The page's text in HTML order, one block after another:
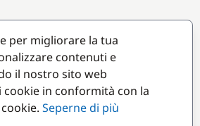
per migliorare la tua
contenuti e
il nostro sito web
in conformità con la
Seperne di più